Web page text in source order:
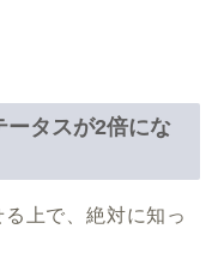
ータスが2倍にな
上で、絶対に知っ